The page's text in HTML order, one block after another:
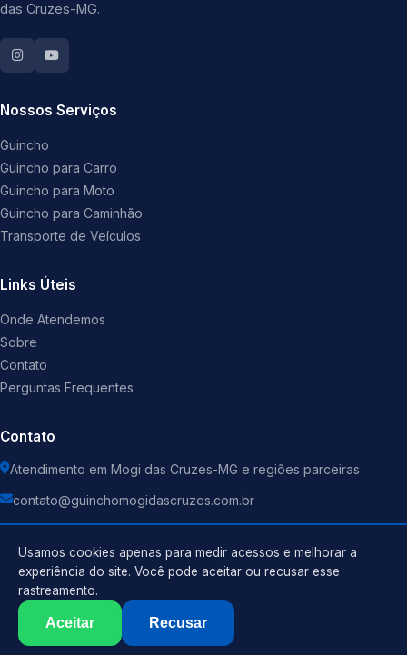
das Cruzes-MG.
Nossos Serviços
Guincho
Guincho para Carro
Guincho para Moto
Guincho para Caminhão
Transporte de Veículos
Links Úteis
Onde Atendemos
Sobre
Contato
Perguntas Frequentes
Contato
Atendimento em Mogi das Cruzes-MG e regiões parceiras
contato@guinchomogidascruzes.com.br
Guincho . Todos os direitos reservados.
Usamos cookies apenas para medir acessos e melhorar a
experiência do site. Você pode aceitar ou recusar esse
rastreamento.
Aceitar Recusar